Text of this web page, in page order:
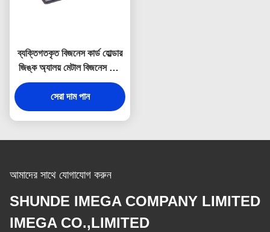
ব্যক্তিগতকৃত বিজনেস কার্ড হোল্ডার
জিঙ্ক অ্যালয় মেটাল বিজনেস কার্ড
হোল্ডার ডিবসিং
সেরা দাম পান
আমাদের সাথে যোগাযোগ করুন
SHUNDE IMEGA COMPANY LIMITED
IMEGA CO.,LIMITED